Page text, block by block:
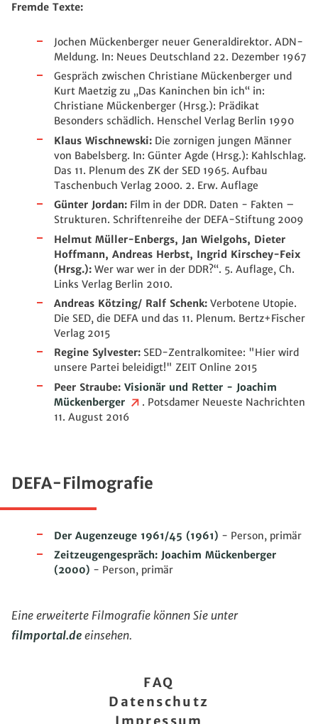
Fremde Texte:
Jochen Mückenberger neuer Generaldirektor. ADN-
Meldung. In: Neues Deutschland 22. Dezember 1967
Gespräch zwischen Christiane Mückenberger und
Kurt Maetzig zu „Das Kaninchen bin ich“ in:
Christiane Mückenberger (Hrsg.): Prädikat
Besonders schädlich. Henschel Verlag Berlin 1990
Klaus Wischnewski: Die zornigen jungen Männer
von Babelsberg. In: Günter Agde (Hrsg.): Kahlschlag.
Das 11. Plenum des ZK der SED 1965. Aufbau
Taschenbuch Verlag 2000. 2. Erw. Auflage
Günter Jordan: Film in der DDR. Daten - Fakten –
Strukturen. Schriftenreihe der DEFA-Stiftung 2009
Helmut Müller-Enbergs, Jan Wielgohs, Dieter
Hoffmann, Andreas Herbst, Ingrid Kirschey-Feix
(Hrsg.): Wer war wer in der DDR?“. 5. Auflage, Ch.
Links Verlag Berlin 2010.
Andreas Kötzing/ Ralf Schenk: Verbotene Utopie.
Die SED, die DEFA und das 11. Plenum. Bertz+Fischer
Verlag 2015
Regine Sylvester: SED-Zentralkomitee: "Hier wird
unsere Partei beleidigt!" ZEIT Online 2015
Peer Straube: Visionär und Retter - Joachim
Mückenberger
. Potsdamer Neueste Nachrichten
11. August 2016
DEFA-Filmografie
Der Augenzeuge 1961/45 (1961) - Person, primär
Zeitzeugengespräch: Joachim Mückenberger
(2000) - Person, primär
Eine erweiterte Filmografie können Sie unter
filmportal.deeinsehen.
FAQ
Datenschutz